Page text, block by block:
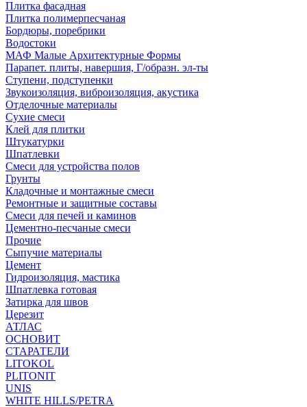
Плитка фасадная
Плитка полимерпесчаная
Бордюры, поребрики
Водостоки
МАФ Малые Архитектурные Формы
Парапет. плиты, навершия, Г/образн. эл-ты
Ступени, подступенки
Звукоизоляция, виброизоляция, акустика
Отделочные материалы
Сухие смеси
Клей для плитки
Штукатурки
Шпатлевки
Смеси для устройства полов
Грунты
Кладочные и монтажные смеси
Ремонтные и защитные составы
Смеси для печей и каминов
Цементно-песчаные смеси
Прочие
Сыпучие материалы
Цемент
Гидроизоляция, мастика
Шпатлевка готовая
Затирка для швов
Церезит
АТЛАС
ОСНОВИТ
СТАРАТЕЛИ
LITOKOL
PLITONIT
UNIS
WHITE HILLS/PETRA